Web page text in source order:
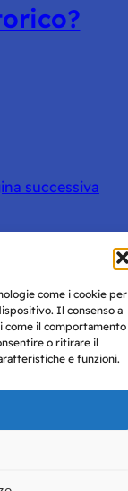
come i cookie per
Il consenso a
come il comportamento
o ritirare il
e funzioni.
successiva
tribunale di
forniti
delle
AI e
Privacy